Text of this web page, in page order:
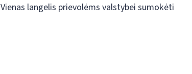
Vienas langelis prievolėms valstybei sumokėti